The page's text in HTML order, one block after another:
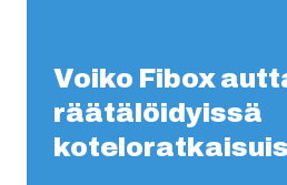
Voiko Fibox
räätälöidyissä